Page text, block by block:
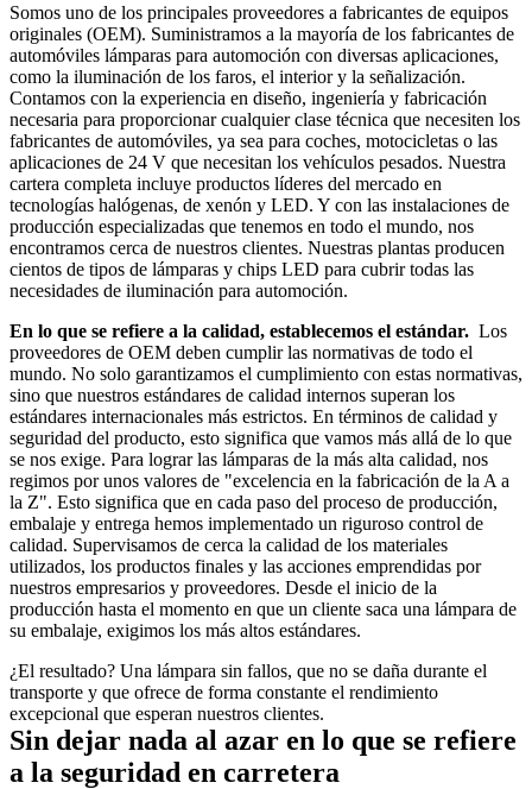
Somos uno de los principales proveedores a fabricantes de equipos
originales (OEM). Suministramos a la mayoría de los fabricantes de
automóviles lámparas para automoción con diversas aplicaciones,
como la iluminación de los faros, el interior y la señalización.
Contamos con la experiencia en diseño, ingeniería y fabricación
necesaria para proporcionar cualquier clase técnica que necesiten los
fabricantes de automóviles, ya sea para coches, motocicletas o las
aplicaciones de 24 V que necesitan los vehículos pesados. Nuestra
cartera completa incluye productos líderes del mercado en
tecnologías halógenas, de xenón y LED. Y con las instalaciones de
producción especializadas que tenemos en todo el mundo, nos
encontramos cerca de nuestros clientes. Nuestras plantas producen
cientos de tipos de lámparas y chips LED para cubrir todas las
necesidades de iluminación para automoción.
En lo que se refiere a la calidad, establecemos el estándar. Los
proveedores de OEM deben cumplir las normativas de todo el
mundo. No solo garantizamos el cumplimiento con estas normativas,
sino que nuestros estándares de calidad internos superan los
estándares internacionales más estrictos. En términos de calidad y
seguridad del producto, esto significa que vamos más allá de lo que
se nos exige. Para lograr las lámparas de la más alta calidad, nos
regimos por unos valores de "excelencia en la fabricación de la A a
la Z". Esto significa que en cada paso del proceso de producción,
embalaje y entrega hemos implementado un riguroso control de
calidad. Supervisamos de cerca la calidad de los materiales
utilizados, los productos finales y las acciones emprendidas por
nuestros empresarios y proveedores. Desde el inicio de la
producción hasta el momento en que un cliente saca una lámpara de
su embalaje, exigimos los más altos estándares.
¿El resultado? Una lámpara sin fallos, que no se daña durante el
transporte y que ofrece de forma constante el rendimiento
excepcional que esperan nuestros clientes.
Sin dejar nada al azar en lo que se refiere
a la seguridad en carretera